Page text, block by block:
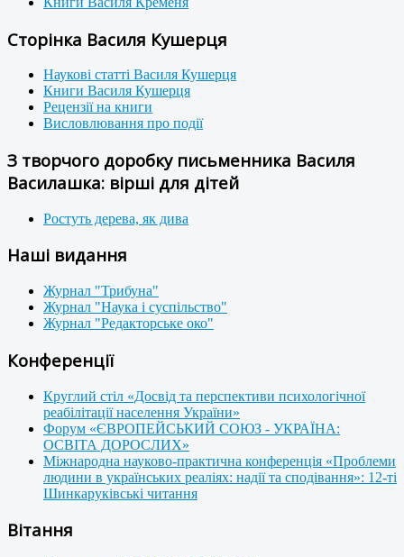
Сторінка Василя Кушерця
Наукові статті Василя Кушерця
Книги Василя Кушерця
Рецензії на книги
Висловлювання про події
З творчого доробку письменника Василя
Василашка: вірші для дітей
Ростуть дерева, як дива
Наші видання
Журнал "Трибуна"
Журнал "Наука і суспільство"
Журнал "Редакторське око"
Конференції
Круглий стіл «Досвід та перспективи психологічної
реабілітації населення України»
Форум «ЄВРОПЕЙСЬКИЙ СОЮЗ - УКРАЇНА:
ОСВІТА ДОРОСЛИХ»
Міжнародна науково-практична конференція «Проблеми
людини в українських реаліях: надії та сподівання»: 12-ті
Шинкаруківські читання
Вітання